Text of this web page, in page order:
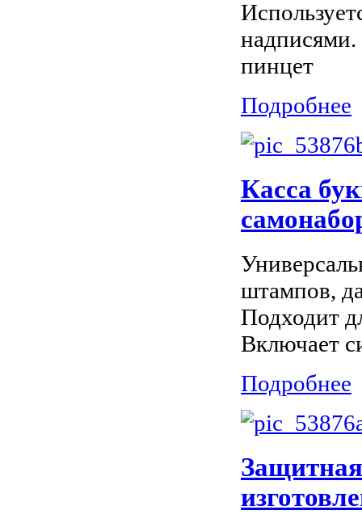
надписями.
пинцет
Подробнее
Касса
штампов,
Подходит
Включает
Подробнее